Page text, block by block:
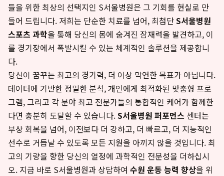
들을 위한 최상의 선택지인 S서울병원은 그 기회를 현실로 만
들어 드립니다. 저희는 단순한 치료를 넘어, 최첨단S서울병원
스포츠 과학을 통해 당신의 몸에 숨겨진 잠재력을 발견하고, 이
를 경기장에서 폭발시킬 수 있는 체계적인 솔루션을 제공합니
다.
당신이 꿈꾸는 최고의 경기력, 더 이상 막연한 목표가 아닙니다.
데이터에 기반한 정밀한 분석, 개인에게 최적화된 맞춤형 프로
그램, 그리고 각 분야 최고 전문가들의 통합적인 케어가 함께한
다면 충분히 도달할 수 있습니다.S서울병원 퍼포먼스 센터는
부상 회복을 넘어, 이전보다 더 강하고, 더 빠르고, 더 지능적인
선수로 거듭날 수 있도록 모든 지원을 아끼지 않을 것입니다. 최
고의 기량을 향한 당신의 열정에 과학적인 전문성을 더하십시
오. 지금 바로 S서울병원과 상담하여 수원 운동 능력 향상을 위